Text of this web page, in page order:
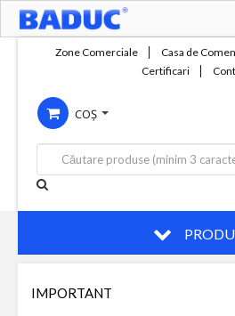
Compania
Servicii
Productie
Contact
Zone Comerciale Casa de
Certificari
COȘ
IMPORTANT